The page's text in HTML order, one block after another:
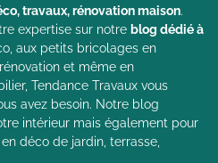
travaux, rénovation maison.
expertise sur notre blog dédié à
aux petits bricolages en
et même en
Tendance Travaux vous
avez besoin. Notre blog
intérieur mais également pour
déco de jardin, terrasse,